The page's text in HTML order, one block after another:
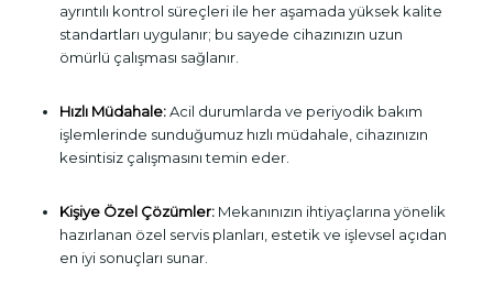
ayrıntılı kontrol süreçleri ile her aşamada yüksek kalite
standartları uygulanır; bu sayede cihazınızın uzun
ömürlü çalışması sağlanır.
Hızlı Müdahale:Acil durumlarda ve periyodik bakım
işlemlerinde sunduğumuz hızlı müdahale, cihazınızın
kesintisiz çalışmasını temin eder.
Kişiye Özel Çözümler:Mekanınızın ihtiyaçlarına yönelik
hazırlanan özel servis planları, estetik ve işlevsel açıdan
en iyi sonuçları sunar.